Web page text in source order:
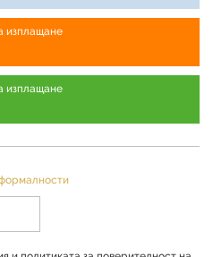
изплащане
изплащане